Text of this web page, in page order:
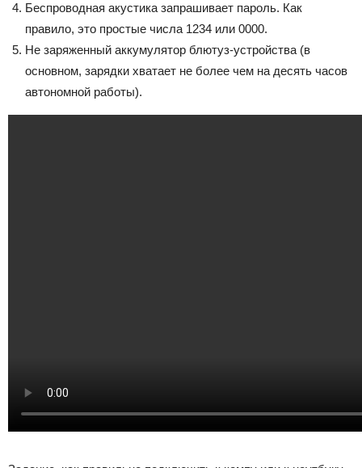
Беспроводная акустика запрашивает пароль. Как
правило, это простые числа 1234 или 0000.
Не заряженный аккумулятор блютуз-устройства (в
основном, зарядки хватает не более чем на десять часов
автономной работы).